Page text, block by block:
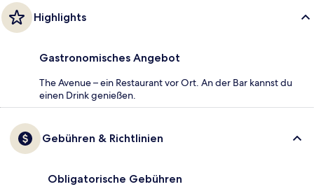
Highlights
Gastronomisches Angebot
The Avenue – ein Restaurant vor Ort. An der Bar kannst du
einen Drink genießen.
Gebühren & Richtlinien
Obligatorische Gebühren